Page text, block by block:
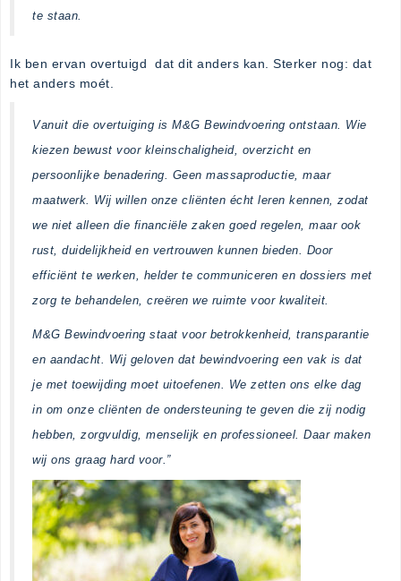
te staan.
Ik ben ervan overtuigd dat dit anders kan. Sterker nog: dat
het anders moét.
Vanuit die overtuiging is M&G Bewindvoering ontstaan. Wie
kiezen bewust voor kleinschaligheid, overzicht en
persoonlijke benadering. Geen massaproductie, maar
maatwerk. Wij willen onze cliënten écht leren kennen, zodat
we niet alleen die financiële zaken goed regelen, maar ook
rust, duidelijkheid en vertrouwen kunnen bieden. Door
efficiënt te werken, helder te communiceren en dossiers met
zorg te behandelen, creëren we ruimte voor kwaliteit.
M&G Bewindvoering staat voor betrokkenheid, transparantie
en aandacht. Wij geloven dat bewindvoering een vak is dat
je met toewijding moet uitoefenen. We zetten ons elke dag
in om onze cliënten de ondersteuning te geven die zij nodig
hebben, zorgvuldig, menselijk en professioneel. Daar maken
wij ons graag hard voor.”